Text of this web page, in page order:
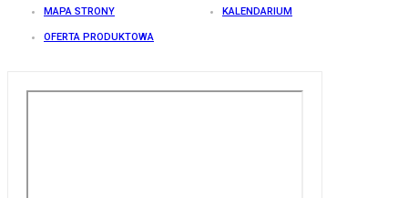
MAPA STRONY KALENDARIUM
OFERTA PRODUKTOWA